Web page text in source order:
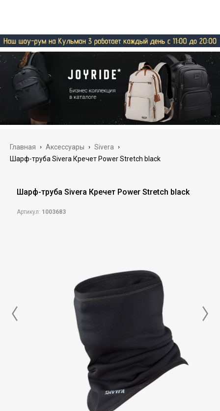
Главная › Аксессуары › Sivera ›
Шарф-труба Sivera Кречет Power Stretch black
Шарф-труба Sivera Кречет Power Stretch black
Артикул: 1003683